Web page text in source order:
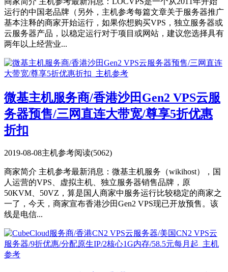
运行的中国老品牌（另外，主机参考每篇文章关于服务器推广
基本注释的商家开始运行，如果你想购买VPS，独立服务器或
云服务器产品，以稳定运行对于项目或网站，建议您选择具有
两年以上经营业...
微基主机服务商/香港沙田Gen2 VPS云服
务器预售/三网直连大带宽/尊享5折优惠
折扣
2019-08-08主机参考阅读(5062)
商家简介 主机参考最新消息：微基主机服务（wikihost），国
人运营的VPS、虚拟主机、独立服务器销售品牌，原
50KVM、50VZ，算是国人商家中服务运行比较稳定的商家之
一了，今天，商家宣布香港沙田Gen2 VPS现已开放预售。该
线是电信...